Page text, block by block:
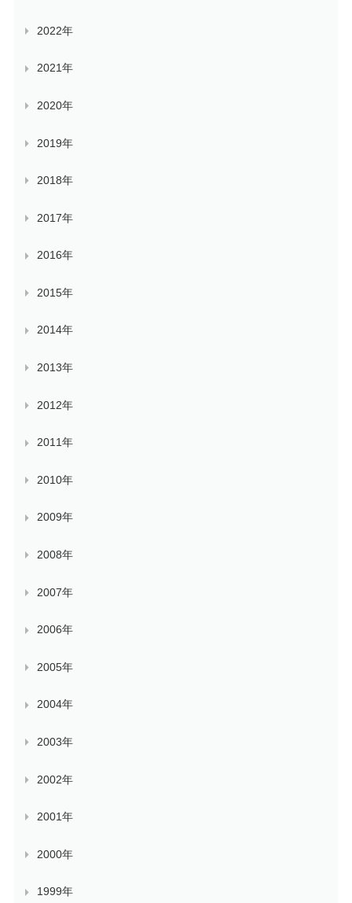
2022年
2021年
2020年
2019年
2018年
2017年
2016年
2015年
2014年
2013年
2012年
2011年
2010年
2009年
2008年
2007年
2006年
2005年
2004年
2003年
2002年
2001年
2000年
1999年